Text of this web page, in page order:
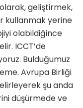
geliştirmek,
kullanmak yerine
olabildiğince
ICCT’de
Bulduğumuz
Avrupa Birliği
şu anda
düşürmede ve